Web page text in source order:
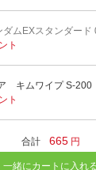
ダムEXスタンダード
ト
キムワイプ S-200
ト
合計 665 円
一緒にカートに入れ